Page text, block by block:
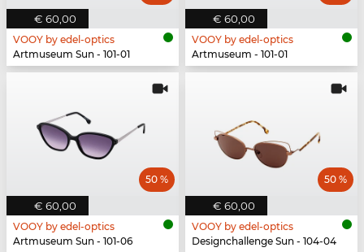
€ 60,00
VOOY by edel-optics
Artmuseum Sun - 101-01
€ 60,00
VOOY by edel-optics
Artmuseum - 101-01
€ 60,00
50 %
VOOY by edel-optics
Artmuseum Sun - 101-06
€ 60,00
50 %
VOOY by edel-optics
Designchallenge Sun - 104-04